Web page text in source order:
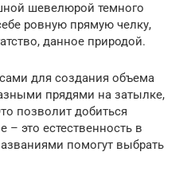
шевелюрой темного
ровную прямую челку,
данное природой.
для создания объема
прядями на затылке,
позволит добиться
– это естественность в
помогут выбрать